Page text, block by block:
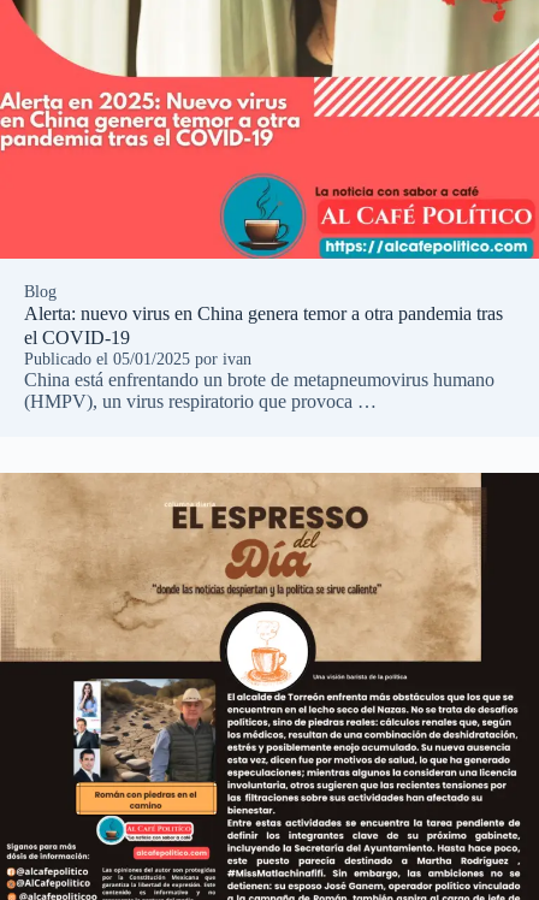
Blog
Alerta: nuevo virus en China genera temor a otra pandemia tras
el COVID-19
Publicado el 05/01/2025 por ivan
China está enfrentando un brote de metapneumovirus humano
(HMPV), un virus respiratorio que provoca …